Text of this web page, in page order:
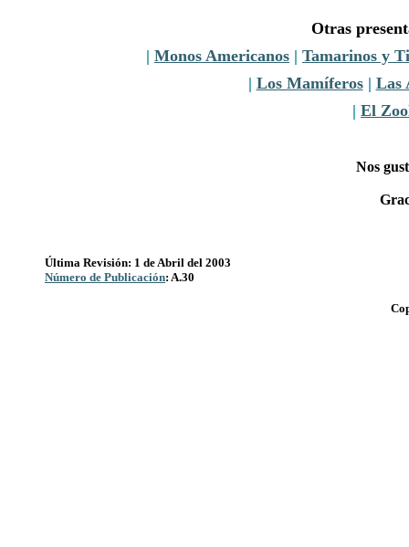
Otras
| Monos Americanos | Tamarinos y
| Los Mamíferos| Las
| El
Nos
Última Revisión: 1 de Abril del 2003
Número de Publicación: A.30